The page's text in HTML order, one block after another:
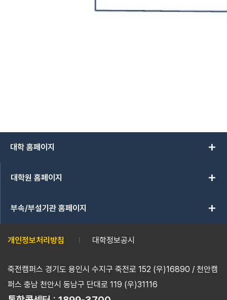
대학 홈페이지 add
대학원 홈페이지 add
부속/부설기관 홈페이지 add
개인정보처리방침 대학정보공시
죽전캠퍼스 경기도 용인시 수지구 죽전로 152 (우)16890 / 천안캠
퍼스 충남 천안시 동남구 단대로 119 (우)31116